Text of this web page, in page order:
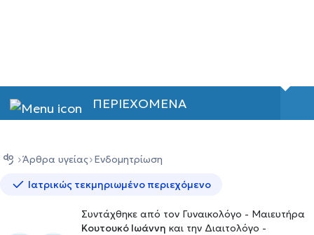
ΠΕΡΙΕΧΟΜΕΝΑ
Άρθρα υγείας Ενδομητρίωση
Ιατρικώς τεκμηριωμένο περιεχόμενο
Συντάχθηκε από τον Γυναικολόγο - Μαιευτήρα
Κουτουκό Ιωάννη και την Διαιτολόγο -